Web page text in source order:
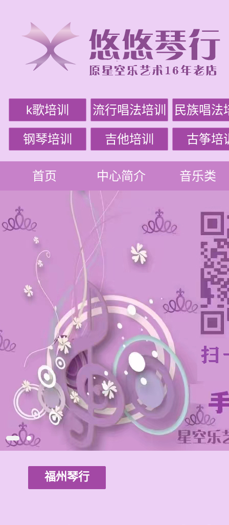
k歌培训 流行唱法培训 民族唱法
钢琴培训 吉他培训 古筝培
首页 中心简介 音乐类
福州琴行